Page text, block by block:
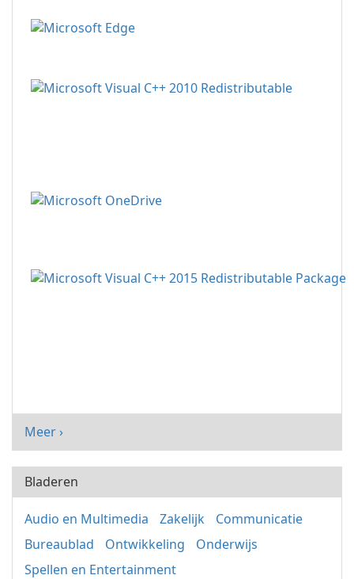
Meer ›
Bladeren
Audio en Multimedia Zakelijk
Communicatie
Bureaublad
Ontwikkeling
Onderwijs
Spellen en Entertainment